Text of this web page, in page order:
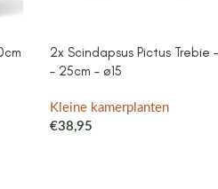
2x Scindapsus Pictus Trebie
– 25cm – ø15
Kleine kamerplanten
€38,95